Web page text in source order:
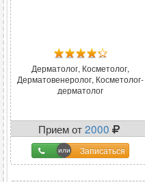
Дерматолог, Косметолог,
Дерматовенеролог, Косметолог-
дерматолог
Прием от2000
Записаться